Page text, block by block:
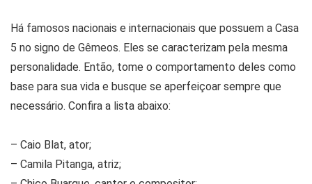
Há famosos nacionais e internacionais que possuem a Casa
5 no signo de Gêmeos. Eles se caracterizam pela mesma
personalidade. Então, tome o comportamento deles como
base para sua vida e busque se aperfeiçoar sempre que
necessário. Confira a lista abaixo:
– Caio Blat, ator;
– Camila Pitanga, atriz;